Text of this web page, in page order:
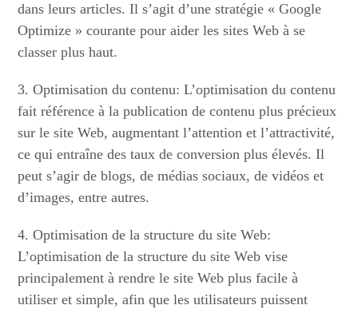
dans leurs articles. Il s’agit d’une stratégie « Google
Optimize » courante pour aider les sites Web à se
classer plus haut.
3. Optimisation du contenu: L’optimisation du contenu
fait référence à la publication de contenu plus précieux
sur le site Web, augmentant l’attention et l’attractivité,
ce qui entraîne des taux de conversion plus élevés. Il
peut s’agir de blogs, de médias sociaux, de vidéos et
d’images, entre autres.
4. Optimisation de la structure du site Web:
L’optimisation de la structure du site Web vise
principalement à rendre le site Web plus facile à
utiliser et simple, afin que les utilisateurs puissent